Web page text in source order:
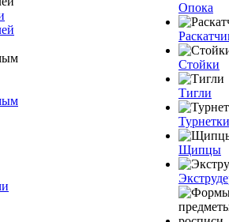
Опока
Стойки
Тигли
Турнетки
Щипцы